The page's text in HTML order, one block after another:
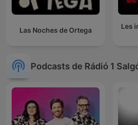
Las Noches de Ortega
Les
Podcasts de Rádió 1